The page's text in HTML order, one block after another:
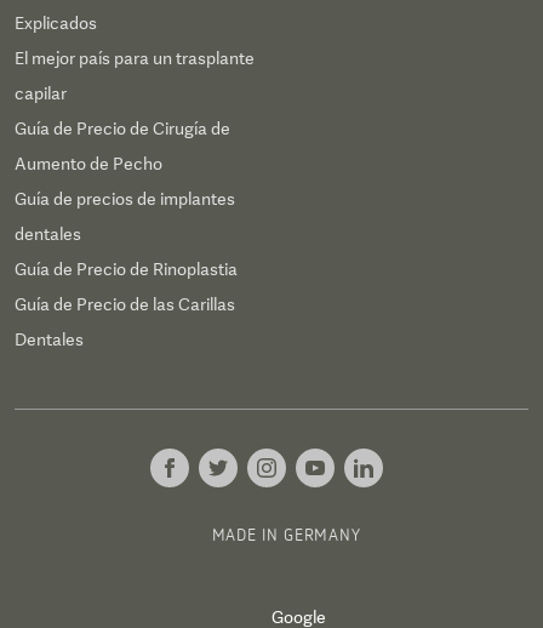
Explicados
El mejor país para un trasplante
capilar
Guía de Precio de Cirugía de
Aumento de Pecho
Guía de precios de implantes
dentales
Guía de Precio de Rinoplastia
Guía de Precio de las Carillas
Dentales
MADE IN GERMANY
Google